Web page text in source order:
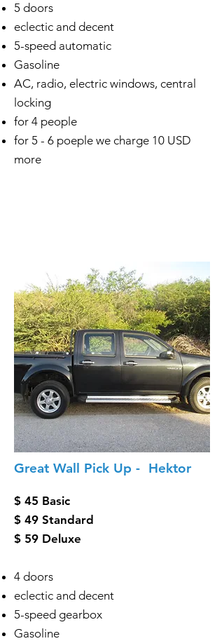
5 doors
eclectic and decent
5-speed automatic
Gasoline
AC, radio, electric windows, central
locking
for 4 people
for 5 - 6 poeple we charge 10 USD
more
Great Wall Pick Up - Hektor
$ 45 Basic
$ 49 Standard
$ 59 Deluxe
4 doors
eclectic and decent
5-speed gearbox
Gasoline